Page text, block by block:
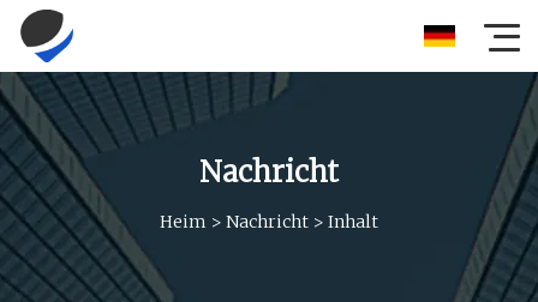
Nachricht
Heim > Nachricht > Inhalt